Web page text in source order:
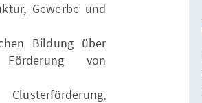
Gewerbe und
Bildung über
von